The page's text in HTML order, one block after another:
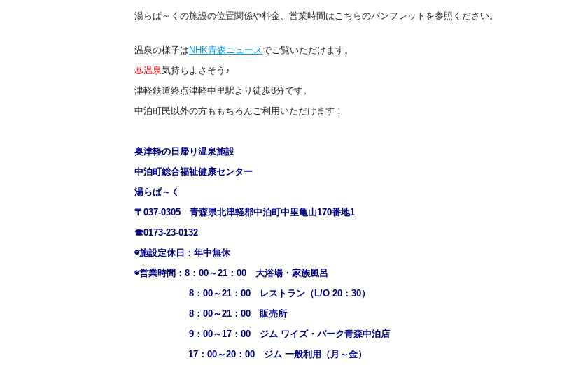
湯らぱ～くの施設の位置関係や料金、営業時間はこちらのパンフレットを参照ください。
温泉の様子は NHK青森ニュースでご覧いただけます。
♨温泉気持ちよさそう♪
津軽鉄道終点津軽中里駅より徒歩8分です。
中泊町民以外の方ももちろんご利用いただけます！
奥津軽の日帰り温泉施設
中泊町総合福祉健康センター
湯らぱ～く
〒037-0305 青森県北津軽郡中泊町中里亀山170番地1
☎0173-23-0132
◉施設定休日：年中無休
◉営業時間：8：00～21：00 大浴場・家族風呂
8：00～21：00 レストラン（L/O 20：30）
8：00～21：00 販売所
9：00～17：00 ジム ワイズ・パーク青森中泊店
17：00～20：00 ジム 一般利用（月～金）